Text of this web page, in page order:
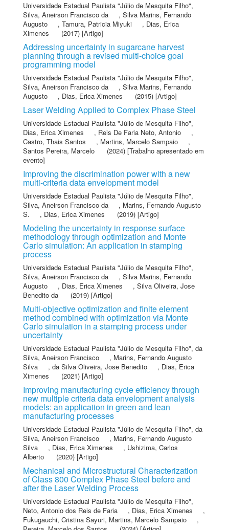
Universidade Estadual Paulista "Júlio de Mesquita Filho",
Silva, Aneirson Francisco da
, Silva Marins, Fernando
Augusto
, Tamura, Patricia Miyuki , Dias, Erica
Ximenes
(2017) [Artigo]
Addressing uncertainty in sugarcane harvest
planning through a revised multi-choice goal
programming model
Universidade Estadual Paulista "Júlio de Mesquita Filho",
Silva, Aneirson Francisco da
, Silva Marins, Fernando
Augusto
, Dias, Erica Ximenes (2015) [Artigo]
Laser Welding Applied to Complex Phase Steel
Universidade Estadual Paulista "Júlio de Mesquita Filho",
Dias, Erica Ximenes
, Reis De Faria Neto, Antonio
,
Castro, Thais Santos
, Martins, Marcelo Sampaio
,
Santos Pereira, Marcelo
(2024) [Trabalho apresentado em
evento]
Improving the discrimination power with a new
multi-criteria data envelopment model
Universidade Estadual Paulista "Júlio de Mesquita Filho",
Silva, Aneirson Francisco da
, Marins, Fernando Augusto
S.
, Dias, Erica Ximenes (2019) [Artigo]
Modeling the uncertainty in response surface
methodology through optimization and Monte
Carlo simulation: An application in stamping
process
Universidade Estadual Paulista "Júlio de Mesquita Filho",
Silva, Aneirson Francisco da
, Silva Marins, Fernando
Augusto
, Dias, Erica Ximenes , Silva Oliveira, Jose
Benedito da
(2019) [Artigo]
Multi-objective optimization and finite element
method combined with optimization via Monte
Carlo simulation in a stamping process under
uncertainty
Universidade Estadual Paulista "Júlio de Mesquita Filho", da
Silva, Aneirson Francisco
, Marins, Fernando Augusto
Silva
, da Silva Oliveira, Jose Benedito , Dias, Erica
Ximenes
(2021) [Artigo]
Improving manufacturing cycle efficiency through
new multiple criteria data envelopment analysis
models: an application in green and lean
manufacturing processes
Universidade Estadual Paulista "Júlio de Mesquita Filho", da
Silva, Aneirson Francisco
, Marins, Fernando Augusto
Silva
, Dias, Erica Ximenes , Ushizima, Carlos
Alberto
(2020) [Artigo]
Mechanical and Microstructural Characterization
of Class 800 Complex Phase Steel before and
after the Laser Welding Process
Universidade Estadual Paulista "Júlio de Mesquita Filho",
Neto, Antonio dos Reis de Faria
, Dias, Erica Ximenes
,
Fukugauchi, Cristina Sayuri, Martins, Marcelo Sampaio
,